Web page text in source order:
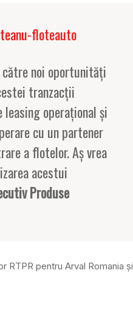
către noi oportunități
tranzacții
operațional și
cu un partener
a flotelor. Aș vrea
acestui
Produse
RTPR pentru Arval Romania și